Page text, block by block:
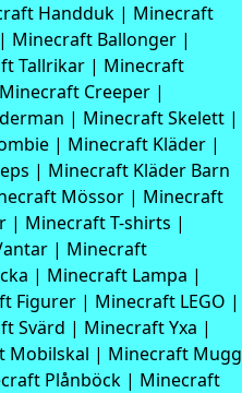
Handduk | Minecraft
| Minecraft Ballonger |
Tallrikar | Minecraft
Minecraft Creeper |
| Minecraft Skelett |
| Minecraft Kläder |
| Minecraft Kläder Barn
Mössor | Minecraft
| Minecraft T-shirts |
| Minecraft
| Minecraft Lampa |
Figurer | Minecraft LEGO |
Svärd | Minecraft Yxa |
Mobilskal | Minecraft Mugg
Plånböck | Minecraft